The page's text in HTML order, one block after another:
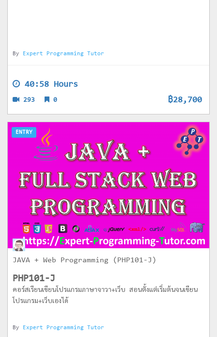
By Expert Programming Tutor
40:58 Hours
฿28,700
293 0
ENTRY
JAVA + Web Programming (PHP101-J)
PHP101-J
คอร์สเรียนเขียนโปรแกรมภาษาจาวา+เว็บ สอนตั้งแต่เริ่มต้นจนเขียน
โปรแกรม+เว็บเองได้
By Expert Programming Tutor